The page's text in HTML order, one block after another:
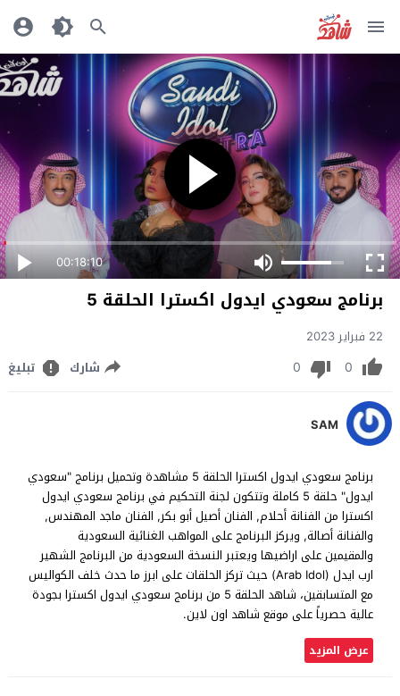
00:18:10
برنامج سعودي ايدول اكسترا الحلقة 5
22 فبراير 2023
0
0 شارك تبليغ
SAM
برنامج سعودي ايدول اكسترا الحلقة 5 مشاهدة وتحميل برنامج "سعودي
ايدول" حلقة 5 كاملة وتتكون لجنة التحكيم في برنامج سعودي ايدول
اكسترا من الفنانة أحلام, الفنان أصيل أبو بكر, الفنان ماجد المهندس,
والفنانة أصالة, ويركز البرنامج على المواهب الغنائية السعودية
والمقيمين على اراضيها ويعتبر النسخة السعودية من البرنامج الشهير
ارب ايدل (Arab Idol) حيث تركز الحلقات على ابرز ما حدث خلف الكواليس
مع المتسابقين، شاهد الحلقة 5 من برنامج سعودي ايدول اكسترا بجودة
عالية حصرياً على موقع شاهد اون لاين.
عرض المزيد